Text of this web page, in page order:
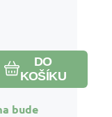
DO
KOŠÍKU
bude